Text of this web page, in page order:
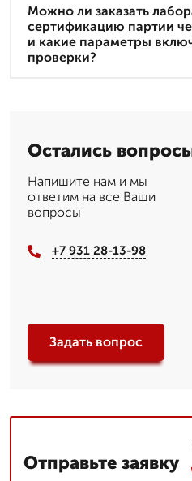
Можно ли заказать
сертификацию партии
и какие параметры
проверки?
Остались
Напишите нам и мы
ответим на все Ваши
вопросы
+7 931 28-13-98
Задать вопрос
Отправьте заявку